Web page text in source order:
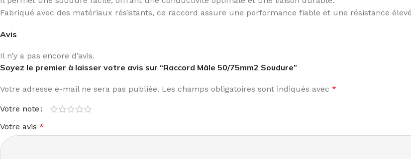
Fabriqué avec des matériaux résistants, ce raccord assure une performance fiable et une résistance
Avis
Il n’y a pas encore d’avis.
Soyez le premier à laisser votre avis sur “Raccord Mâle 50/75mm2 Soudure”
Votre adresse e-mail ne sera pas publiée. Les champs obligatoires sont indiqués avec *
Votre note
Votre avis *